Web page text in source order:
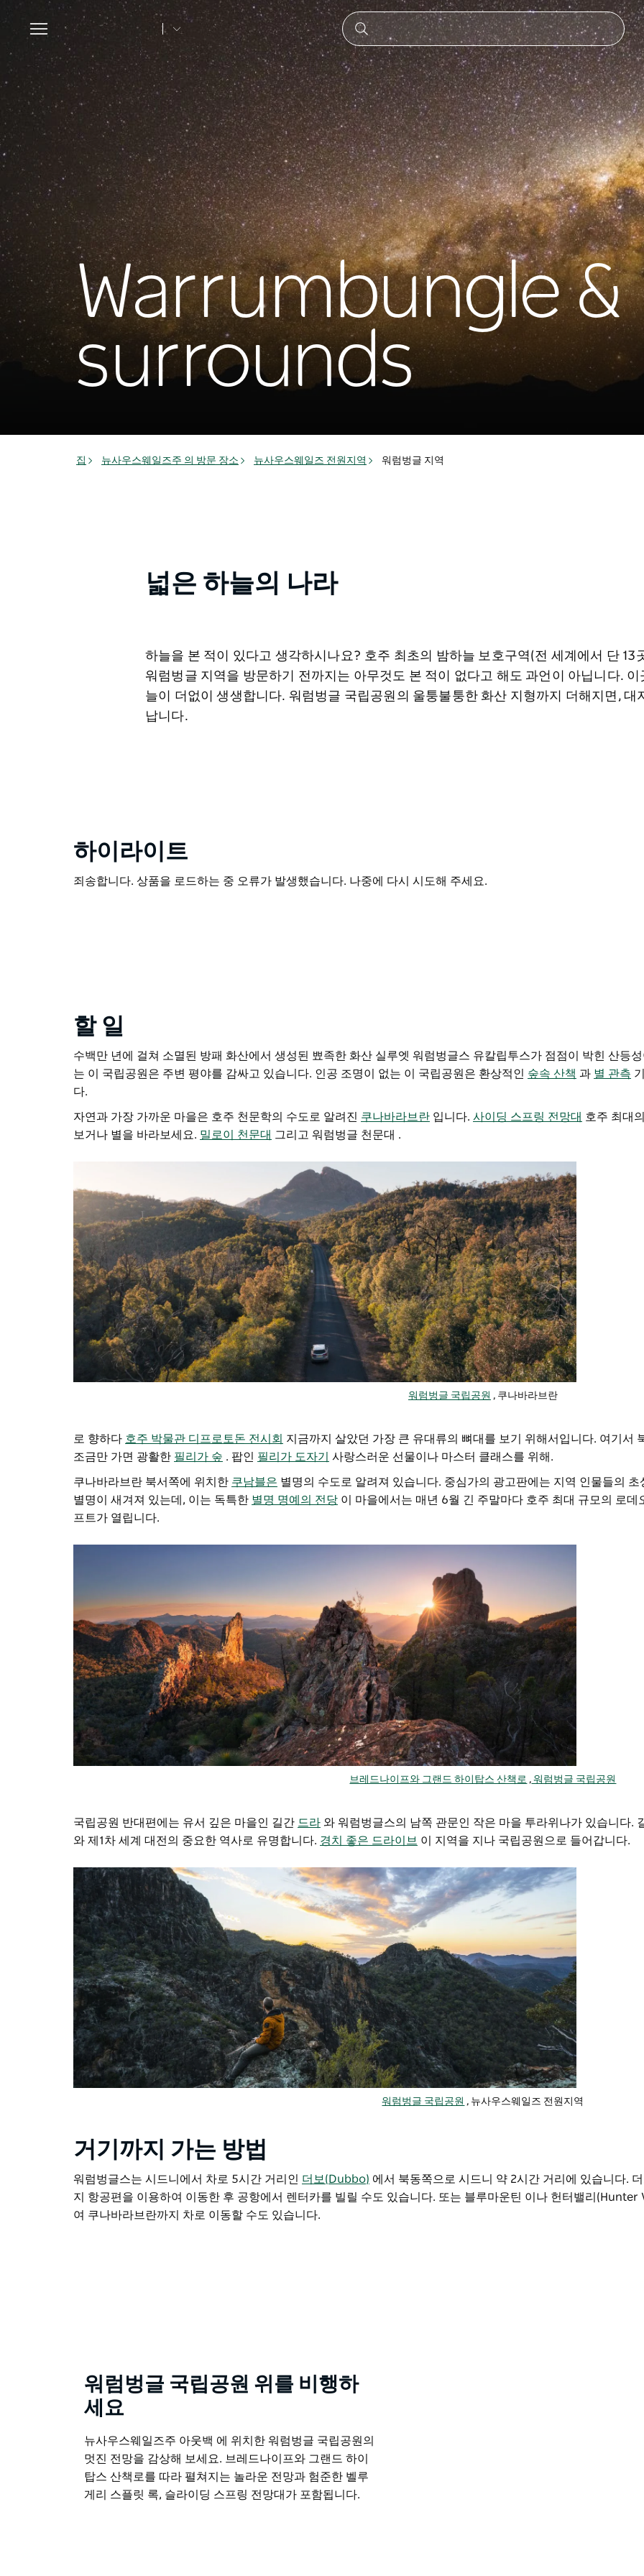
Toggle
navigation
Warrumbungle &
surrounds
집 뉴사우스웨일즈주 의 방문 장소 뉴사우스웨일즈 전원지역 워럼벙글 지역
넓은 하늘의 나라
하늘을 본 적이 있다고 생각하시나요? 호주 최초의 밤하늘 보호구역(전 세계에서 단 13
워럼벙글 지역을 방문하기 전까지는 아무것도 본 적이 없다고 해도 과언이 아닙니다.
늘이 더없이 생생합니다. 워럼벙글 국립공원의 울퉁불퉁한 화산 지형까지 더해지면, 대
납니다.
하이라이트
죄송합니다. 상품을 로드하는 중 오류가 발생했습니다. 나중에 다시 시도해 주세요.
할 일
수백만 년에 걸쳐 소멸된 방패 화산에서 생성된 뾰족한 화산 실루엣 워럼벙글스 유칼립투스가 점점이 박힌 산등
는 이 국립공원은 주변 평야를 감싸고 있습니다. 인공 조명이 없는 이 국립공원은 환상적인 숲속 산책 과 별 관측
다.
자연과 가장 가까운 마을은 호주 천문학의 수도로 알려진 쿠나바라브란 입니다. 사이딩 스프링 전망대 호주 최대
보거나 별을 바라보세요. 밀로이 천문대 그리고 워럼벙글 천문대 .
워럼벙글 국립공원 , 쿠나바라브란
로 향하다 호주 박물관 디프로토돈 전시회 지금까지 살았던 가장 큰 유대류의 뼈대를 보기 위해서입니다. 여기서
조금만 가면 광활한 필리가 숲 . 팝인 필리가 도자기 사랑스러운 선물이나 마스터 클래스를 위해.
쿠나바라브란 북서쪽에 위치한 쿠남블은 별명의 수도로 알려져 있습니다. 중심가의 광고판에는 지역 인물들의 초
별명이 새겨져 있는데, 이는 독특한 별명 명예의 전당 이 마을에서는 매년 6월 긴 주말마다 호주 최대 규모의 로데
프트가 열립니다.
브레드나이프와 그랜드 하이탑스 산책로 , 워럼벙글 국립공원
국립공원 반대편에는 유서 깊은 마을인 길간 드라 와 워럼벙글스의 남쪽 관문인 작은 마을 투라위나가 있습니다.
와 제1차 세계 대전의 중요한 역사로 유명합니다. 경치 좋은 드라이브 이 지역을 지나 국립공원으로 들어갑니다.
워럼벙글 국립공원 , 뉴사우스웨일즈 전원지역
거기까지 가는 방법
워럼벙글스는 시드니에서 차로 5시간 거리인 더보(Dubbo) 에서 북동쪽으로 시드니 약 2시간 거리에 있습니다.
지 항공편을 이용하여 이동한 후 공항에서 렌터카를 빌릴 수도 있습니다. 또는 블루마운틴 이나 헌터밸리(Hunter
여 쿠나바라브란까지 차로 이동할 수도 있습니다.
워럼벙글 국립공원 위를 비행하
세요
뉴사우스웨일즈주 아웃백 에 위치한 워럼벙글 국립공원의
멋진 전망을 감상해 보세요. 브레드나이프와 그랜드 하이
탑스 산책로를 따라 펼쳐지는 놀라운 전망과 험준한 벨루
게리 스플릿 록, 슬라이딩 스프링 전망대가 포함됩니다.